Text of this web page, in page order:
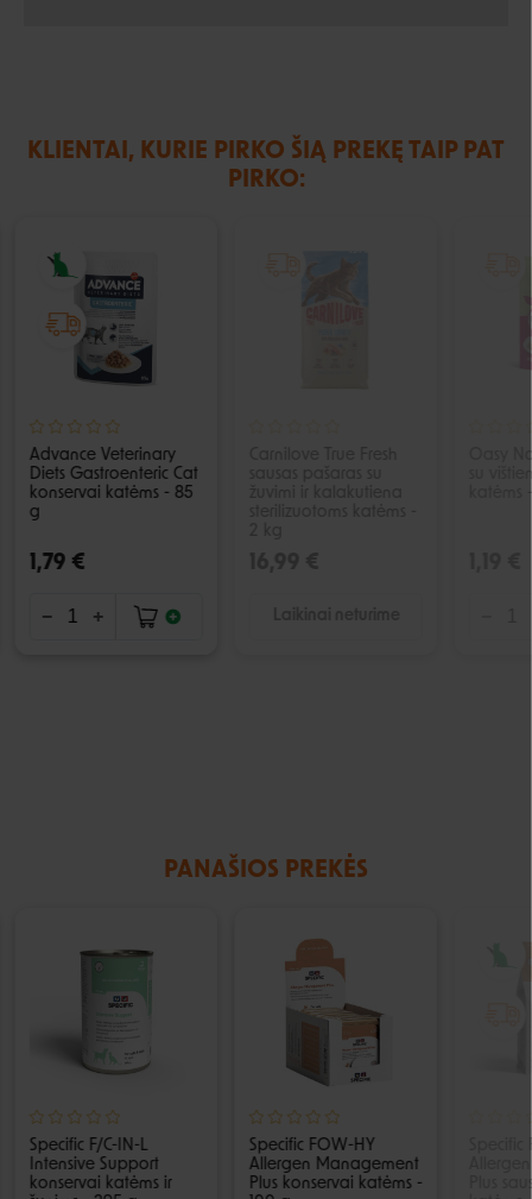
KLIENTAI, KURIE PIRKO ŠIĄ PREKĘ TAIP PAT
PIRKO:
Advance Veterinary
Diets Gastroenteric Cat
konservai katėms - 85
g
1,79 €
su
katėms
PANAŠIOS PREKĖS
Specific F/C-IN-L
Intensive Support
konservai katėms ir
Specific FOW-HY
Allergen Management
Plus konservai katėms -
Plus